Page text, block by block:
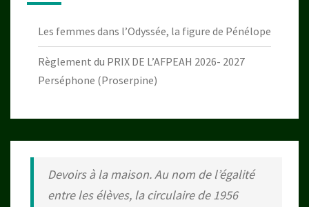
Les femmes dans l’Odyssée, la figure de Pénélope
Règlement du PRIX DE L’AFPEAH 2026- 2027
Perséphone (Proserpine)
Devoirs à la maison. Au nom de l’égalité
entre les élèves, la circulaire de 1956